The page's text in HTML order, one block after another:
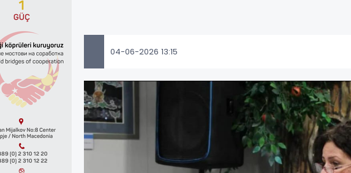
04-06-2026 13:15